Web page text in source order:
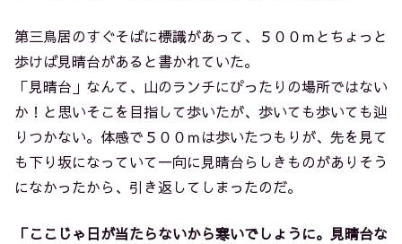
第三鳥居のすぐそばに標識があって、５００ｍとちょっと
歩けば見晴台があると書かれていた。
「見晴台」なんて、山のランチにぴったりの場所ではない
か！と思いそこを目指して歩いたが、歩いても歩いても辿
りつかない。体感で５００ｍは歩いたつもりが、先を見て
も下り坂になっていて一向に見晴台らしきものがありそう
になかったから、引き返してしまったのだ。
「ここじゃ日が当たらないから寒いでしょうに。見晴台な